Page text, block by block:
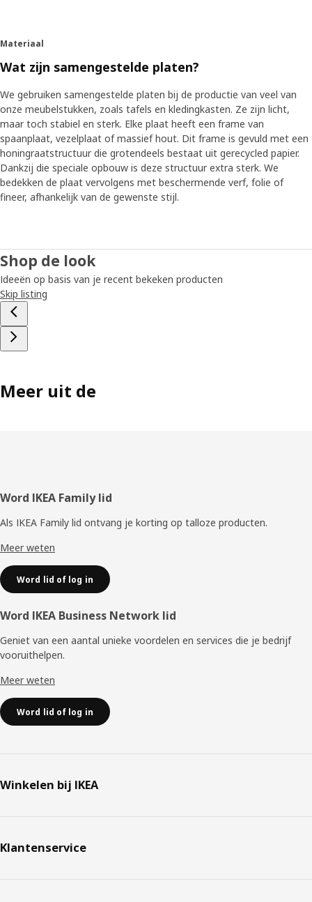
Materiaal
Wat zijn samengestelde platen?
We gebruiken samengestelde platen bij de productie van veel van
onze meubelstukken, zoals tafels en kledingkasten. Ze zijn licht,
maar toch stabiel en sterk. Elke plaat heeft een frame van
spaanplaat, vezelplaat of massief hout. Dit frame is gevuld met een
honingraatstructuur die grotendeels bestaat uit gerecycled papier.
Dankzij die speciale opbouw is deze structuur extra sterk. We
bedekken de plaat vervolgens met beschermende verf, folie of
fineer, afhankelijk van de gewenste stijl.
Shop de look
Ideeën op basis van je recent bekeken producten
Skip listing
Meer uit de
Voettekst
Word IKEA Family lid
Als IKEA Family lid ontvang je korting op talloze producten.
Meer weten
Word lid of log in
Word IKEA Business Network lid
Geniet van een aantal unieke voordelen en services die je bedrijf
vooruithelpen. ​
Meer weten
Word lid of log in
Winkelen bij IKEA
Klantenservice